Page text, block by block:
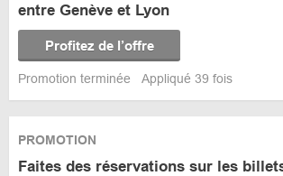
entre Genève et Lyon
Profitez de l’offre
Promotion terminée Appliqué 39 fois
PROMOTION
Faites des réservations sur les